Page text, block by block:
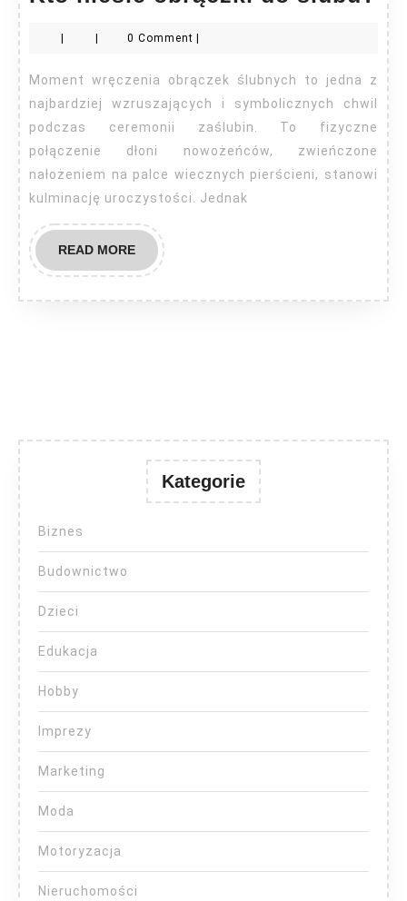
do
0 Comment
Moment wręczenia obrączek ślubnych to jedna z
najbardziej wzruszających i symbolicznych chwil
podczas ceremonii zaślubin. To fizyczne
połączenie dłoni nowożeńców, zwieńczone
nałożeniem na palce wiecznych pierścieni, stanowi
kulminację uroczystości. Jednak
READ MOREREAD
MORE
Kategorie
Biznes
Budownictwo
Dzieci
Edukacja
Hobby
Imprezy
Marketing
Moda
Motoryzacja
Nieruchomości